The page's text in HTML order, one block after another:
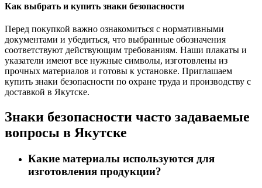
Как выбрать и купить знаки безопасности
Перед покупкой важно ознакомиться с нормативными
документами и убедиться, что выбранные обозначения
соответствуют действующим требованиям. Наши плакаты и
указатели имеют все нужные символы, изготовлены из
прочных материалов и готовы к установке. Приглашаем
купить знаки безопасности по охране труда и производству с
доставкой в Якутске.
Знаки безопасности часто задаваемые
вопросы в Якутске
Какие материалы используются для
изготовления продукции?